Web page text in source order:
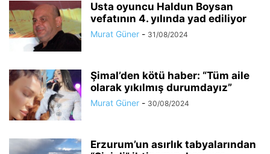
Usta oyuncu Haldun Boysan
vefatının 4. yılında yad ediliyor
Murat Güner - 31/08/2024
Şimal’den kötü haber: “Tüm aile
olarak yıkılmış durumdayız”
Murat Güner - 30/08/2024
Erzurum’un asırlık tabyalarından